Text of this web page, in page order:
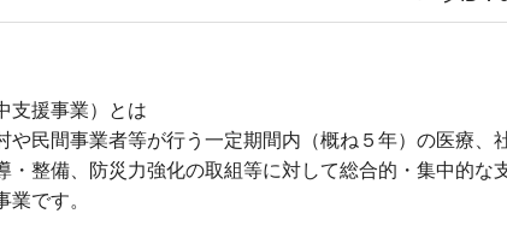
支援事業）とは
や民間事業者等が行う一定期間内（概ね５年）の医療
・整備、防災力強化の取組等に対して総合的・集中的な
です。